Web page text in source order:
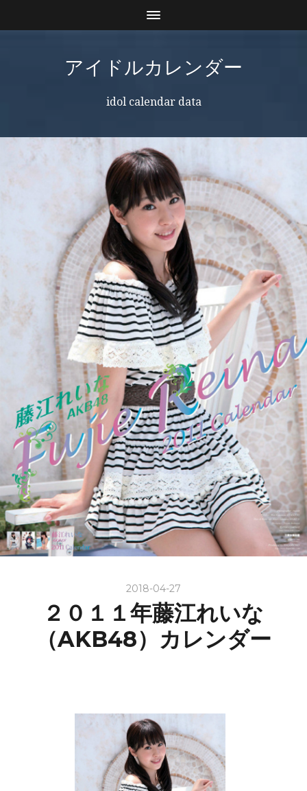
アイドルカレンダー
idol calendar data
2018-04-27
２０１１年藤江れいな
（AKB48）カレンダー